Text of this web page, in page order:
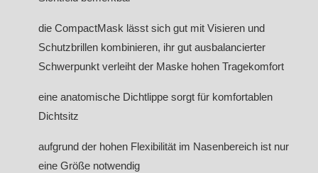
die CompactMask lässt sich gut mit Visieren und
Schutzbrillen kombinieren, ihr gut ausbalancierter
Schwerpunkt verleiht der Maske hohen Tragekomfort
eine anatomische Dichtlippe sorgt für komfortablen
Dichtsitz
aufgrund der hohen Flexibilität im Nasenbereich ist nur
eine Größe notwendig